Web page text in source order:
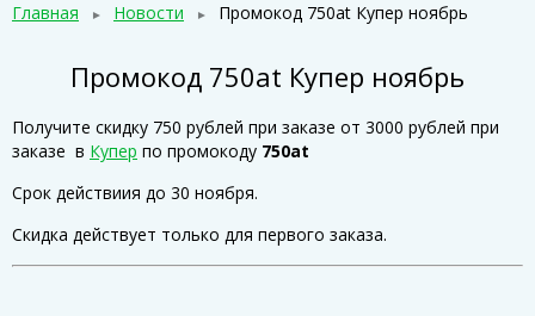
Главная Новости Промокод 750at Купер ноябрь
Промокод 750at Купер ноябрь
Получите скидку 750 рублей при заказе от 3000 рублей при
заказе в Купер по промокоду 750at
Срок действиия до 30 ноября.
Скидка действует только для первого заказа.